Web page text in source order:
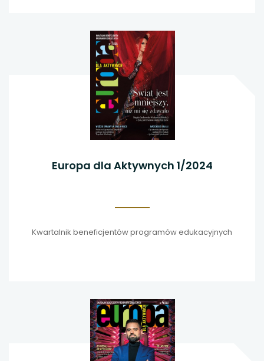
Europa dla Aktywnych 1/2024
Kwartalnik beneficjentów programów edukacyjnych